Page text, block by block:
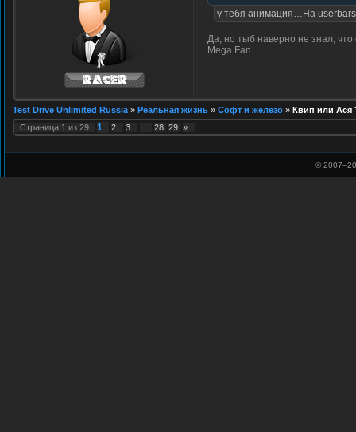
у тебя анимация…На
Да, но тыб наверно не знал,
Mega Fan.
Test Drive Unlimited Russia » Реальная жизнь » Софт и железо » Квип или Ася
Страница 1 из 29 1 2 3 28 29 »
© 2007–